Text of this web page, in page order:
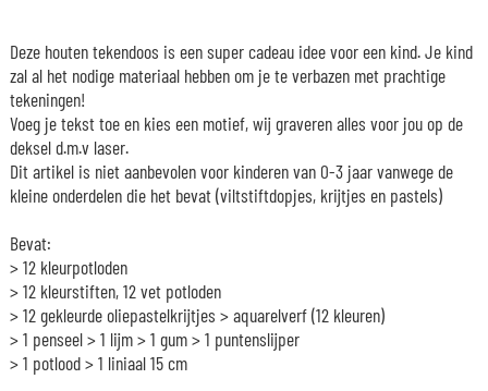
Deze houten tekendoos is een super cadeau idee voor een kind. Je kind
zal al het nodige materiaal hebben om je te verbazen met prachtige
tekeningen!
Voeg je tekst toe en kies een motief, wij graveren alles voor jou op de
deksel d.m.v laser.
Dit artikel is niet aanbevolen voor kinderen van 0-3 jaar vanwege de
kleine onderdelen die het bevat (viltstiftdopjes, krijtjes en pastels)
Bevat:
> 12 kleurpotloden
> 12 kleurstiften, 12 vet potloden
> 12 gekleurde oliepastelkrijtjes > aquarelverf (12 kleuren)
> 1 penseel > 1 lijm > 1 gum > 1 puntenslijper
> 1 potlood > 1 liniaal 15 cm